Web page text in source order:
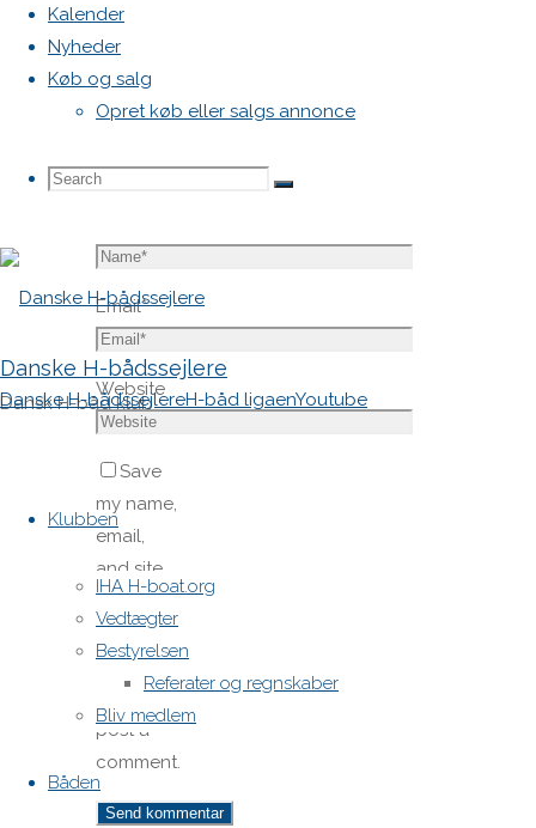
Kalender
Nyheder
Køb og salg
Opret køb eller salgs annonce
Search
Search
Search
Danske H-bådssejlere
Dansk H-båd klub
Danske H-bådssejlereH-båd ligaenYoutube
Klubben
IHA H-boat.org
Vedtægter
Bestyrelsen
Referater og regnskaber
Bliv medlem
Båden
Comment
Email*
Website
Save
my name,
email,
and site
URL in my
browser
for next
post a
comment.